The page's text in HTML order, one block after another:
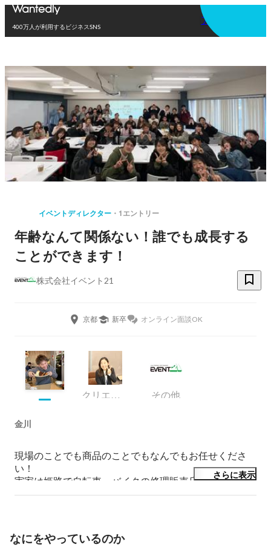
400万人が利用するビジネスSNS
アプリを使う
イベントディレクター 1エントリー
年齢なんて関係ない！誰でも成長する
ことができます！
株式会社イベント21
京都 新卒 オンライン面談OK
クリエイティブ事業部 セクションチーフ その他
金川
現場のことでも商品のことでもなんでもお任せくださ
い！
実家は姫路で自転車・バイクの修理販売店なので、チャ
リも詳しいですよ！
さらに表示
なにをやっているのか